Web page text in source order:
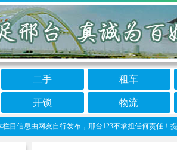
二手 租车
开锁 物流
信息由网友自行发布，邢台123不承担任何责任！提